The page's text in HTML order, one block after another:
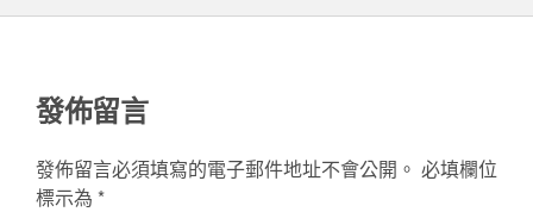
發佈留言
發佈留言必須填寫的電子郵件地址不會公開。 必填欄位
標示為 *